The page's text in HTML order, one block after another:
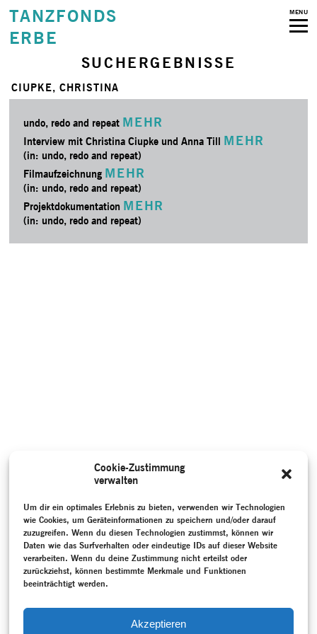
Cookie-Zustimmung
verwalten
Um dir ein optimales Erlebnis zu bieten, verwenden wir Technologien
wie Cookies, um Geräteinformationen zu speichern und/oder darauf
zuzugreifen. Wenn du diesen Technologien zustimmst, können wir
Daten wie das Surfverhalten oder eindeutige IDs auf dieser Website
verarbeiten. Wenn du deine Zustimmung nicht erteilst oder
zurückziehst, können bestimmte Merkmale und Funktionen
beeinträchtigt werden.
Akzeptieren
TANZFONDS
ERBE
MENU
SUCHERGEBNISSE
CIUPKE, CHRISTINA
undo, redo and repeat MEHR
Interview mit Christina Ciupke und Anna Till MEHR
(in: undo, redo and repeat)
Filmaufzeichnung MEHR
(in: undo, redo and repeat)
Projektdokumentation MEHR
(in: undo, redo and repeat)